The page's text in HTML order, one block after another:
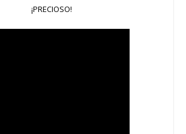
¡PRECIOSO!